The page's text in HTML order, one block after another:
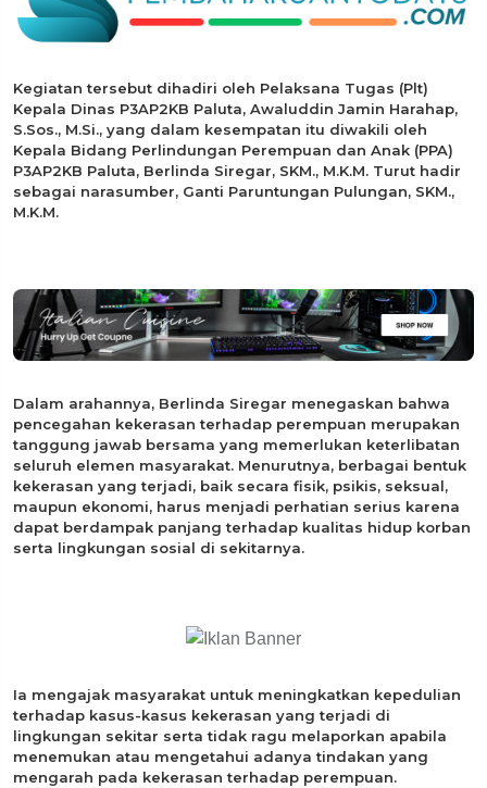
Kegiatan tersebut dihadiri oleh Pelaksana Tugas (Plt)
Kepala Dinas P3AP2KB Paluta, Awaluddin Jamin Harahap,
S.Sos., M.Si., yang dalam kesempatan itu diwakili oleh
Kepala Bidang Perlindungan Perempuan dan Anak (PPA)
P3AP2KB Paluta, Berlinda Siregar, SKM., M.K.M. Turut hadir
sebagai narasumber, Ganti Paruntungan Pulungan, SKM.,
M.K.M.
Dalam arahannya, Berlinda Siregar menegaskan bahwa
pencegahan kekerasan terhadap perempuan merupakan
tanggung jawab bersama yang memerlukan keterlibatan
seluruh elemen masyarakat. Menurutnya, berbagai bentuk
kekerasan yang terjadi, baik secara fisik, psikis, seksual,
maupun ekonomi, harus menjadi perhatian serius karena
dapat berdampak panjang terhadap kualitas hidup korban
serta lingkungan sosial di sekitarnya.
Ia mengajak masyarakat untuk meningkatkan kepedulian
terhadap kasus-kasus kekerasan yang terjadi di
lingkungan sekitar serta tidak ragu melaporkan apabila
menemukan atau mengetahui adanya tindakan yang
mengarah pada kekerasan terhadap perempuan.